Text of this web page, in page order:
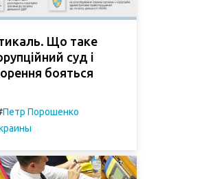
Що таке
суд і
бояться
Петр Порошенко